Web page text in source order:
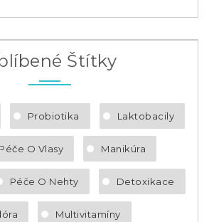
Štítky
Probiotika Laktobacily
Péče O Vlasy Manikúra
Péče O Nehty Detoxikace
Multivitamíny